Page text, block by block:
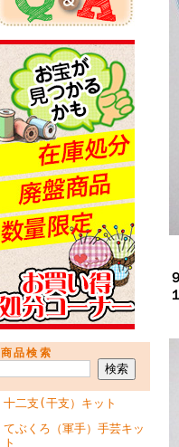
商品検索
十二支(干支）キット
てぶくろ（軍手）手芸キッ
ト